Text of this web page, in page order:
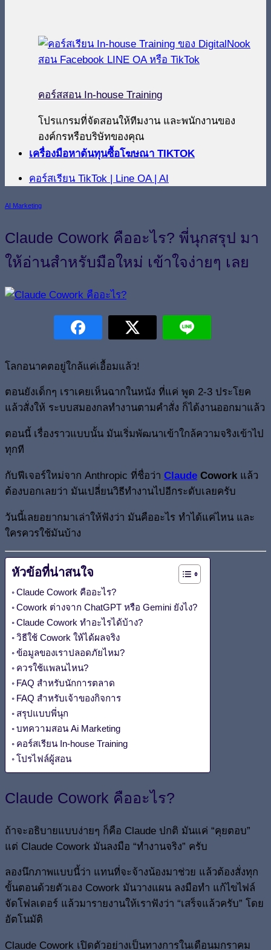
คอร์สสอน In-house Training
โปรแกรมที่จัดสอนให้ทีมงาน และพนักงานของ
องค์กรหรือบริษัทของคุณ
เครื่องมือหาต้นทุนซื้อโฆษณา TIKTOK
คอร์สเรียน TikTok | Line OA | AI
AI Marketing
Claude Cowork คืออะไร? พี่นุกสรุป มา
ให้อ่านสำหรับมือใหม่ เข้าใจง่ายๆ เลย
โลกอนาคตอยู่ใกล้แค่เอื้อมแล้ว!
ตอนยังเด็กๆ เราเคยเห็นฉากในหนัง ที่แค่ พูด 2-3 ประโยค
แล้วสั่งให้ ระบบสมองกลทำงานตามคำสั่ง ก็ได้งานออกมาแล้ว
ตอนนี้ เรื่องราวแบบนั้น มันเริ่มพัฒนาเข้าใกล้ความจริงเข้าไป
ทุกที
กับฟีเจอร์ใหม่จาก Anthropic ที่ชื่อว่า Claude Cowork แล้ว
ต้องบอกเลยว่า มันเปลี่ยนวิธีทำงานไปอีกระดับเลยครับ
วันนี้เลยอยากมาเล่าให้ฟังว่า มันคืออะไร ทำได้แค่ไหน และ
ใครควรใช้มันบ้าง
หัวข้อที่น่าสนใจ
Claude Cowork คืออะไร?
Cowork ต่างจาก ChatGPT หรือ Gemini ยังไง?
Claude Cowork ทำอะไรได้บ้าง?
วิธีใช้ Cowork ให้ได้ผลจริง
ข้อมูลของเราปลอดภัยไหม?
ควรใช้แพลนไหน?
FAQ สำหรับนักการตลาด
FAQ สำหรับเจ้าของกิจการ
สรุปแบบพี่นุก
บทความสอน Ai Marketing
คอร์สเรียน In-house Training
โปรไฟล์ผู้สอน
Claude Cowork คืออะไร?
ถ้าจะอธิบายแบบง่ายๆ ก็คือ Claude ปกติ มันแค่ “คุยตอบ”
แต่ Claude Cowork มันลงมือ “ทำงานจริง” ครับ
ลองนึกภาพแบบนี้ว่า แทนที่จะจ้างน้องมาช่วย แล้วต้องสั่งทุก
ขั้นตอนด้วยตัวเอง Cowork มันวางแผน ลงมือทำ แก้ไขไฟล์
จัดโฟลเดอร์ แล้วมารายงานให้เราฟังว่า “เสร็จแล้วครับ” โดย
อัตโนมัติ
Claude Cowork เปิดตัวอย่างเป็นทางการในเดือนมกราคม